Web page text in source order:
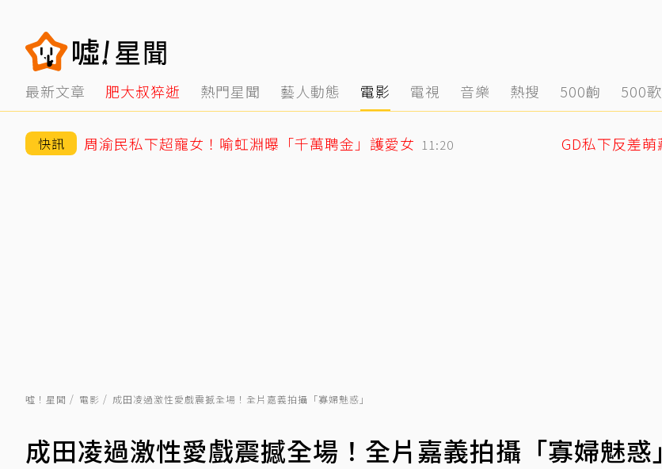
最新文章 肥大叔猝逝 熱門星聞 藝人動態 電影 電視 音樂 熱搜 500齣 500歌
快訊 周渝民私下超寵女！喻虹淵曝「千萬聘金」護愛女 11:20
噓！星聞 電影 成田凌過激性愛戲震撼全場！全片嘉義拍攝「寡婦魅惑」
成田凌過激性愛戲震撼全場！全片嘉義拍攝「寡婦魅惑」